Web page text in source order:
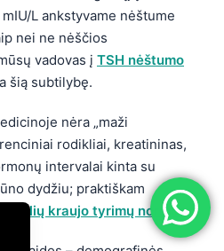
L ankstyvame nėštume
nei ne nėščios
vadovas į TSH nėštumo
šią subtilybę.
nėra „maži
rodikliai, kreatininas,
intervalai kinta su
dydžiu; praktiškam
kraujo tyrimų normos.